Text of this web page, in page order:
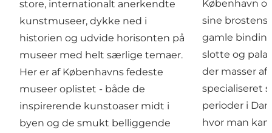
store, internationalt anerkendte
kunstmuseer, dykke ned i
historien og udvide horisonten på
museer med helt særlige temaer.
Her er af Københavns fedeste
museer oplistet - både de
inspirerende kunstoaser midt i
byen og de smukt belliggende
København
sine
gamle
slotte og
der masser af
specialiseret
perioder i
hvor man